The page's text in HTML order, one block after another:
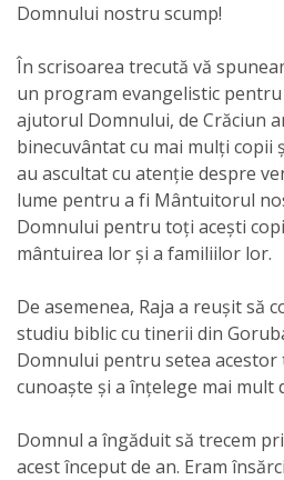
Domnului nostru scump!
În scrisoarea trecută vă
un program evangelistic pentru
ajutorul Domnului, de Crăciun
binecuvântat cu mai mulți copii
au ascultat cu atenție despre
lume pentru a fi Mântuitorul
Domnului pentru toți acești
mântuirea lor și a familiilor lor.
De asemenea, Raja a reușit să
studiu biblic cu tinerii din
Domnului pentru setea
cunoaște și a înțelege mai mult
Domnul a îngăduit să trecem
acest început de an. Eram